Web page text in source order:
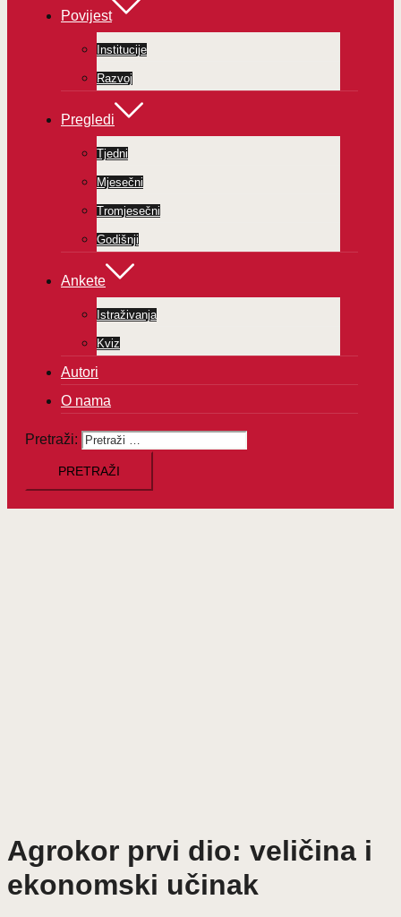
Povijest
Institucije
Razvoj
Pregledi
Tjedni
Mjesečni
Tromjesečni
Godišnji
Ankete
Istraživanja
Kviz
Autori
O nama
Pretraži:
Agrokor prvi dio: veličina i
ekonomski učinak